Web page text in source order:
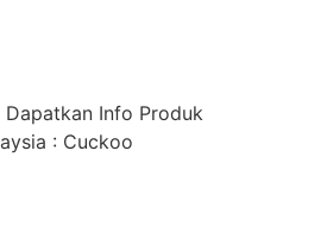
Dapatkan Info Produk
: Cuckoo